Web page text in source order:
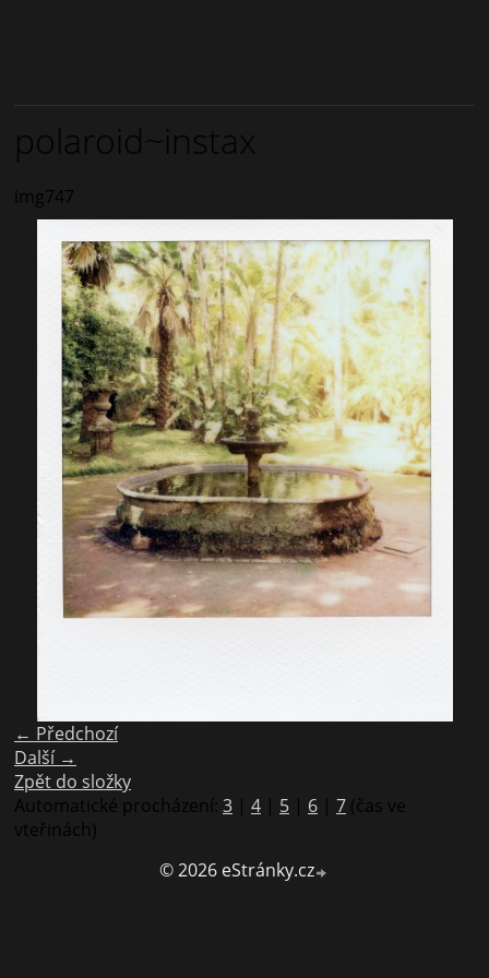
polaroid~instax
img747
← Předchozí
Další →
Zpět do složky
Automatické procházení: 3 | 4 | 5 | 6 | 7 (čas ve
vteřinách)
© 2026 eStránky.cz